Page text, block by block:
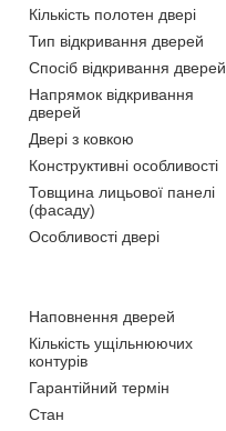
Кількість полотен двері
Тип відкривання дверей
Спосіб відкривання дверей
Напрямок відкривання
дверей
Двері з ковкою
Конструктивні особливості
Товщина лицьової панелі
(фасаду)
Особливості двері
Наповнення дверей
Кількість ущільнюючих
контурів
Гарантійний термін
Стан